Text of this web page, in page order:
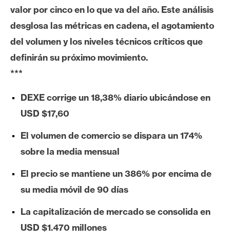
E
t
r
e
u
m
A
A
n
valor por cinco en lo que va del año. Este análisis
desglosa las métricas en cadena, el agotamiento
del volumen y los niveles técnicos críticos que
definirán su próximo movimiento.
***
DEXE corrige un 18,38% diario ubicándose en
USD $17,60
El volumen de comercio se dispara un 174%
sobre la media mensual
El precio se mantiene un 386% por encima de
su media móvil de 90 días
La capitalización de mercado se consolida en
USD $1.470 millones